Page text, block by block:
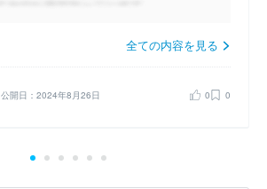
全ての内容を見る
公開日：2024年8月26日 0 0